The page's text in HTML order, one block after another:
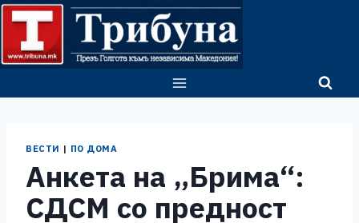
Skip
content
ВЕСТИ | ПО ДОМА
Анкета на „Брима“:
СДСМ со предност